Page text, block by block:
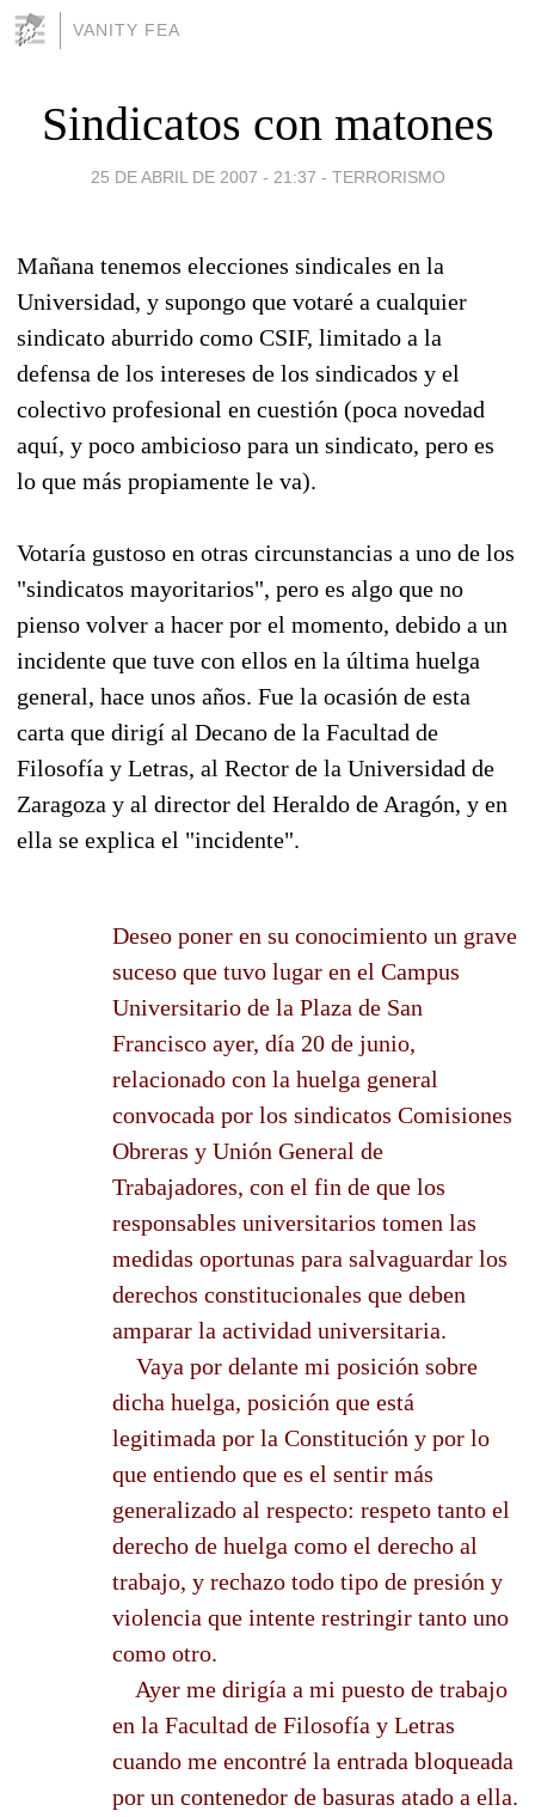
VANITY FEA
Sindicatos con matones
25 DE ABRIL DE 2007 - 21:37 - TERRORISMO
Mañana tenemos elecciones sindicales en la
Universidad, y supongo que votaré a cualquier
sindicato aburrido como CSIF, limitado a la
defensa de los intereses de los sindicados y el
colectivo profesional en cuestión (poca novedad
aquí, y poco ambicioso para un sindicato, pero es
lo que más propiamente le va).
Votaría gustoso en otras circunstancias a uno de los
"sindicatos mayoritarios", pero es algo que no
pienso volver a hacer por el momento, debido a un
incidente que tuve con ellos en la última huelga
general, hace unos años. Fue la ocasión de esta
carta que dirigí al Decano de la Facultad de
Filosofía y Letras, al Rector de la Universidad de
Zaragoza y al director del Heraldo de Aragón, y en
ella se explica el "incidente".
Deseo poner en su conocimiento un grave
suceso que tuvo lugar en el Campus
Universitario de la Plaza de San
Francisco ayer, día 20 de junio,
relacionado con la huelga general
convocada por los sindicatos Comisiones
Obreras y Unión General de
Trabajadores, con el fin de que los
responsables universitarios tomen las
medidas oportunas para salvaguardar los
derechos constitucionales que deben
amparar la actividad universitaria.
Vaya por delante mi posición sobre
dicha huelga, posición que está
legitimada por la Constitución y por lo
que entiendo que es el sentir más
generalizado al respecto: respeto tanto el
derecho de huelga como el derecho al
trabajo, y rechazo todo tipo de presión y
violencia que intente restringir tanto uno
como otro.
Ayer me dirigía a mi puesto de trabajo
en la Facultad de Filosofía y Letras
cuando me encontré la entrada bloqueada
por un contenedor de basuras atado a ella.